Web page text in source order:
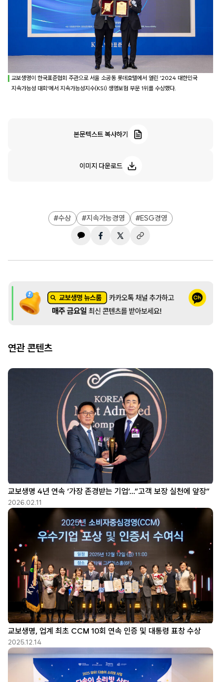
교보생명이 한국표준협회 주관으로 서울 소공동 롯데호텔에서 열린 ‘2024 대한민국
지속가능성 대회’에서 지속가능성지수(KSI) 생명보험 부문 1위를 수상했다.
본문텍스트 복사하기
이미지 다운로드
수상 지속가능경영 ESG경영
연관 콘텐츠
교보생명 4년 연속 ‘가장 존경받는 기업’…”고객 보장 실천에 앞장”
2026.02.11
교보생명, 업계 최초 CCM 10회 연속 인증 및 대통령 표창 수상
2025.12.14